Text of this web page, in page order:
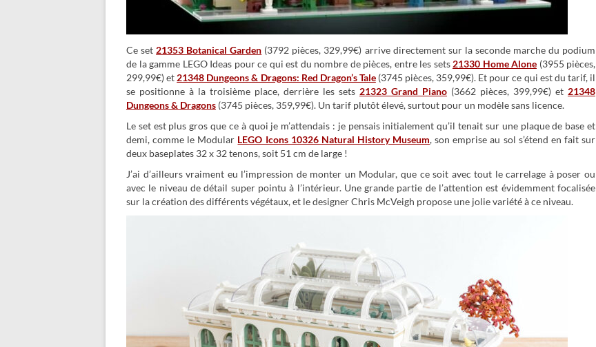
Ce set 21353 Botanical Garden (3792 pièces, 329,99€) arrive directement sur la seconde marche du podium
de la gamme LEGO Ideas pour ce qui est du nombre de pièces, entre les sets 21330 Home Alone (3955 pièces,
299,99€) et 21348 Dungeons & Dragons: Red Dragon’s Tale(3745 pièces, 359,99€). Et pour ce qui est du tarif, il
se positionne à la troisième place, derrière les sets 21323 Grand Piano (3662 pièces, 399,99€) et 21348
Dungeons & Dragons (3745 pièces, 359,99€). Un tarif plutôt élevé, surtout pour un modèle sans licence.
Le set est plus gros que ce à quoi je m’attendais : je pensais initialement qu’il tenait sur une plaque de base et
demi, comme le Modular LEGO Icons 10326 Natural History Museum, son emprise au sol s’étend en fait sur
deux baseplates 32 x 32 tenons, soit 51 cm de large !
J’ai d’ailleurs vraiment eu l’impression de monter un Modular, que ce soit avec tout le carrelage à poser ou
avec le niveau de détail super pointu à l’intérieur. Une grande partie de l’attention est évidemment focalisée
sur la création des différents végétaux, et le designer Chris McVeigh propose une jolie variété à ce niveau.